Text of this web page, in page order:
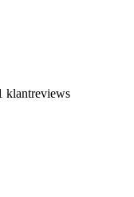
klantreviews